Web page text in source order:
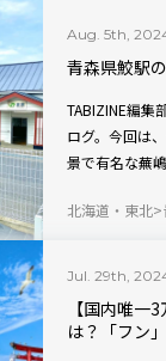
Aug. 5th,
青森県鮫駅
TABIZINE編集
ログ。今回は
景で有名な蕪
北海道・東北
Jul. 29th,
【国内唯一
は？「フン